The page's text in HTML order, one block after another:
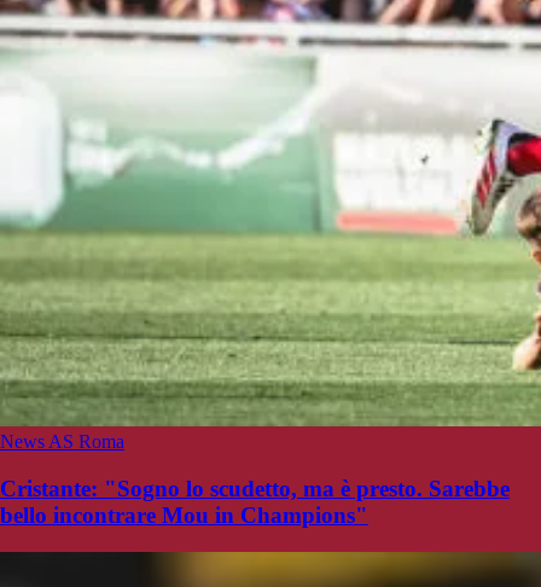
News AS Roma
Cristante: "Sogno lo scudetto, ma è presto. Sarebbe
bello incontrare Mou in Champions"